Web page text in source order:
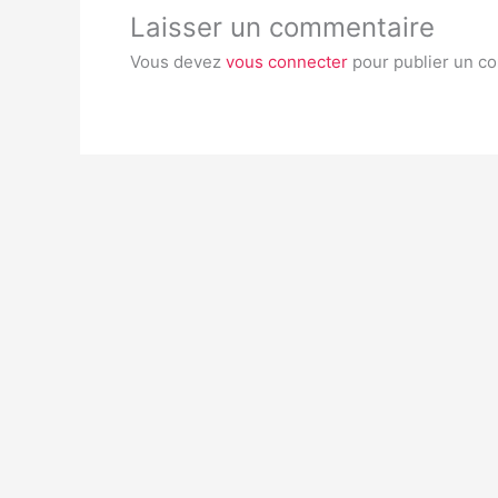
Laisser un commentaire
Vous devez vous connecter pour publier un